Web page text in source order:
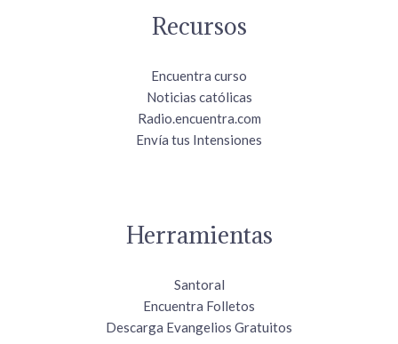
Recursos
Encuentra curso
Noticias católicas
Radio.encuentra.com
Envía tus Intensiones
Herramientas
Santoral
Encuentra Folletos
Descarga Evangelios Gratuitos